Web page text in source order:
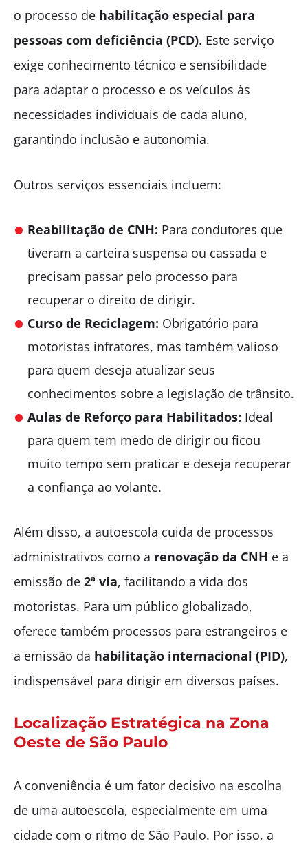
o processo de habilitação especial para
pessoas com deficiência (PCD). Este serviço
exige conhecimento técnico e sensibilidade
para adaptar o processo e os veículos às
necessidades individuais de cada aluno,
garantindo inclusão e autonomia.
Outros serviços essenciais incluem:
Reabilitação de CNH: Para condutores que
tiveram a carteira suspensa ou cassada e
precisam passar pelo processo para
recuperar o direito de dirigir.
Curso de Reciclagem: Obrigatório para
motoristas infratores, mas também valioso
para quem deseja atualizar seus
conhecimentos sobre a legislação de trânsito.
Aulas de Reforço para Habilitados: Ideal
para quem tem medo de dirigir ou ficou
muito tempo sem praticar e deseja recuperar
a confiança ao volante.
Além disso, a autoescola cuida de processos
administrativos como a renovação da CNH e a
emissão de 2ª via, facilitando a vida dos
motoristas. Para um público globalizado,
oferece também processos para estrangeiros e
a emissão da habilitação internacional (PID),
indispensável para dirigir em diversos países.
Localização Estratégica na Zona
Oeste de São Paulo
A conveniência é um fator decisivo na escolha
de uma autoescola, especialmente em uma
cidade com o ritmo de São Paulo. Por isso, a